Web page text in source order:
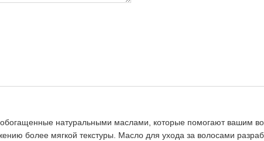
натуральными маслами, которые помогают вашим
более мягкой текстуры. Масло для ухода за волосами